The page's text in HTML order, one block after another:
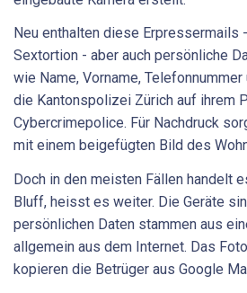
Neu enthalten diese Erpressermails
Sextortion - aber auch persönliche
wie Name, Vorname,
die Kantonspolizei Zürich auf ihrem
Cybercrimepolice. Für Nachdruck
mit einem beigefügten Bild des
Doch in den meisten Fällen handelt
Bluff, heisst es weiter. Die Geräte
persönlichen Daten stammen aus
allgemein aus dem Internet. Das
kopieren die Betrüger aus Google